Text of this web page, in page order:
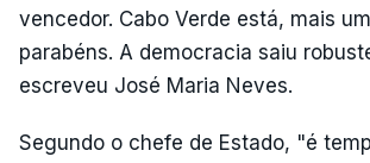
vencedor. Cabo Verde está, mais
parabéns. A democracia saiu
escreveu José Maria Neves.
Segundo o chefe de Estado, "é